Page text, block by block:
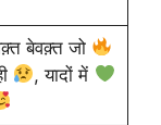
बेवक़्त जो
, यादों में